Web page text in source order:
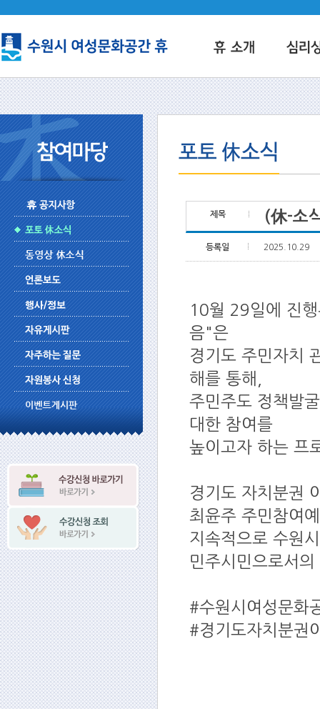
제목 (休-소
등록일 2025.10.29
10월 29일에 진
음"은
경기도 주민자치
해를 통해,
주민주도 정책발
대한 참여를
높이고자 하는 프
경기도 자치분권
최윤주 주민참여
지속적으로 수원
민주시민으로서
#수원시여성문화
#경기도자치분권